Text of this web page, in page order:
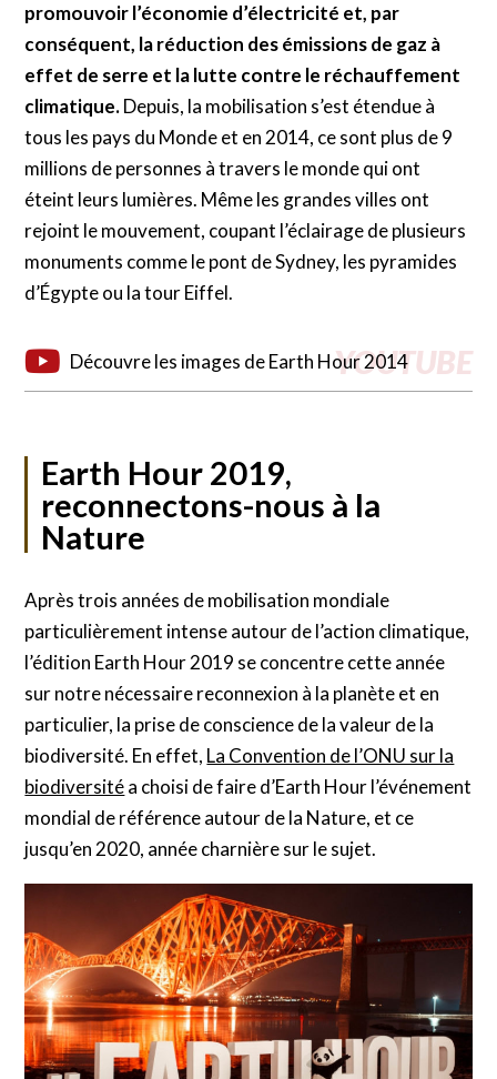
promouvoir l’économie d’électricité et, par
conséquent, la réduction des émissions de gaz à
effet de serre et la lutte contre le réchauffement
climatique.Depuis, la mobilisation s’est étendue à
tous les pays du Monde et en 2014, ce sont plus de 9
millions de personnes à travers le monde qui ont
éteint leurs lumières. Même les grandes villes ont
rejoint le mouvement, coupant l’éclairage de plusieurs
monuments comme le pont de Sydney, les pyramides
d’Égypte ou la tour Eiffel.
Découvre les images de Earth Hour 2014
Earth Hour 2019,
reconnectons-nous à la
Nature
Après trois années de mobilisation mondiale
particulièrement intense autour de l’action climatique,
l’édition Earth Hour 2019 se concentre cette année
sur notre nécessaire reconnexion à la planète et en
particulier, la prise de conscience de la valeur de la
biodiversité. En effet, La Convention de l’ONU sur la
biodiversitéa choisi de faire d’Earth Hour l’événement
mondial de référence autour de la Nature, et ce
jusqu’en 2020, année charnière sur le sujet.